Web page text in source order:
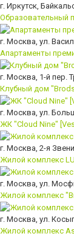
г. Иркутск,
Образовательный
г. Москва, ул.
Апартаменты
г. Москва, 1-й пер.
Клубный дом
г. Москва, ул.
ЖК "Cloud Nine"
г. Москва, 2-я
Жилой комплекс
г. Москва, ул.
Жилой комплекс
г. Москва, ул.
Жилой комплекс